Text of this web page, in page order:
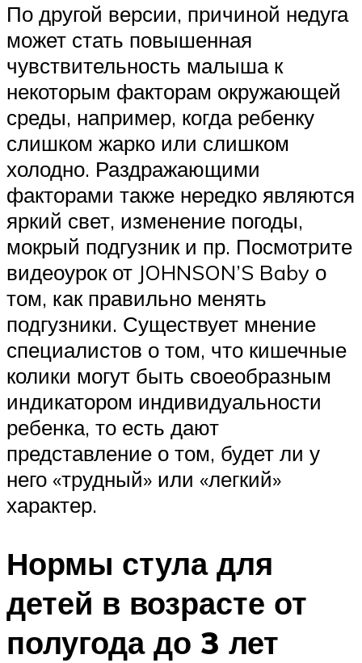
По другой версии, причиной недуга
может стать повышенная
чувствительность малыша к
некоторым факторам окружающей
среды, например, когда ребенку
слишком жарко или слишком
холодно. Раздражающими
факторами также нередко являются
яркий свет, изменение погоды,
мокрый подгузник и пр. Посмотрите
видеоурок от JOHNSON’S Baby о
том, как правильно менять
подгузники. Существует мнение
специалистов о том, что кишечные
колики могут быть своеобразным
индикатором индивидуальности
ребенка, то есть дают
представление о том, будет ли у
него «трудный» или «легкий»
характер.
Нормы стула для
детей в возрасте от
полугода до 3 лет